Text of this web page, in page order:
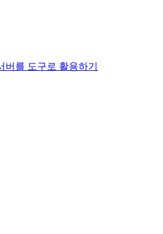
버를 도구로 활용하기